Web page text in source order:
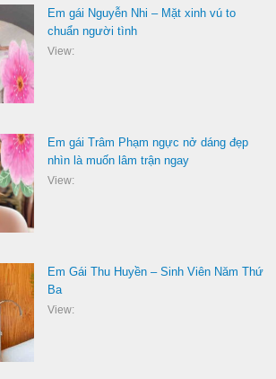
Em gái Nguyễn Nhi – Mặt xinh vú to
chuẩn người tình
View:
Em gái Trâm Phạm ngực nở dáng đẹp
nhìn là muốn lâm trận ngay
View:
Em Gái Thu Huyền – Sinh Viên Năm Thứ
Ba
View: